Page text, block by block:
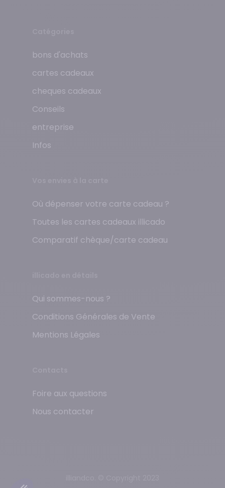
bons d'achats
cartes cadeaux
cheques cadeaux
Conseils
entreprise
Infos
Où dépenser votre carte cadeau ?
Toutes les cartes cadeaux illicado
Comparatif chèque/carte cadeau
Qui sommes-nous ?
Conditions Générales de Vente
Mentions Légales
Foire aux questions
Nous contacter